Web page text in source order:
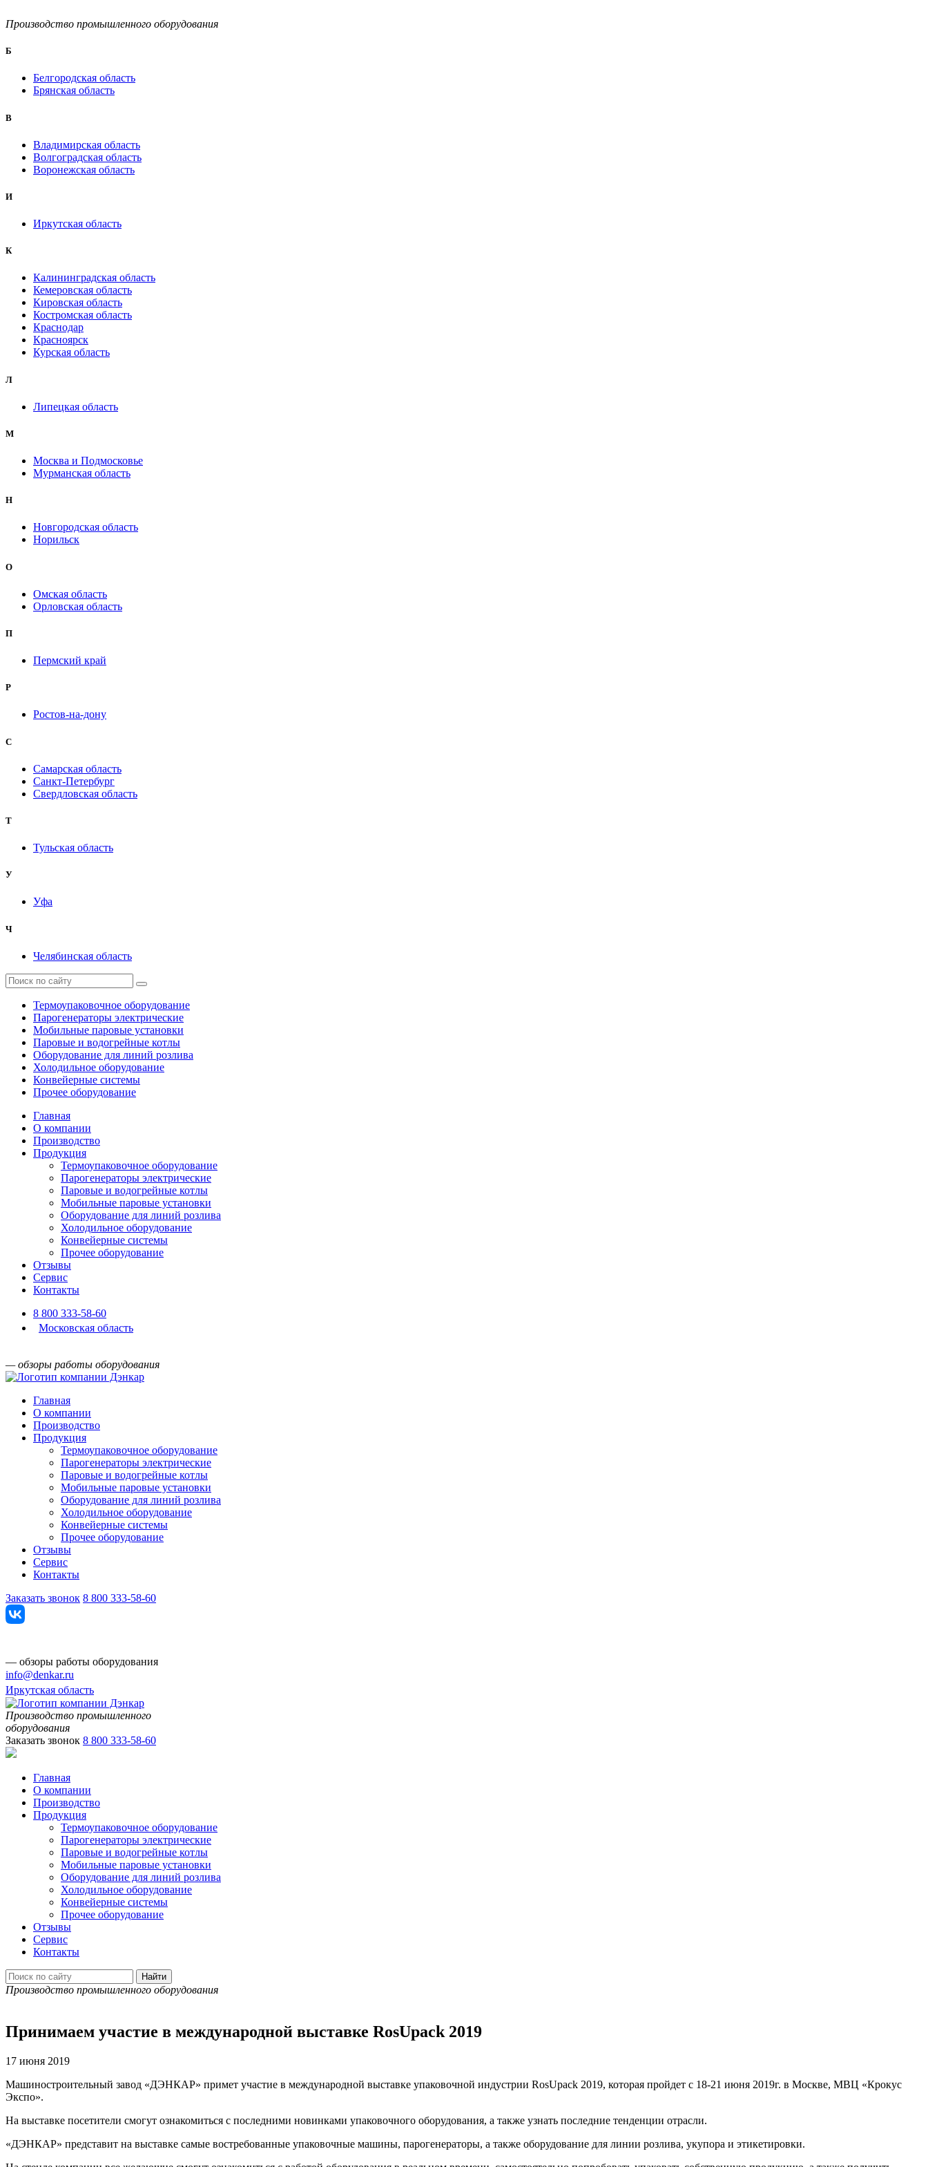
Производство промышленного оборудования
Б
Белгородская область
Брянская область
B
Владимирская область
Волгоградская область
Воронежская область
И
Иркутская область
К
Калининградская область
Кемеровская область
Кировская область
Костромская область
Краснодар
Красноярск
Курская область
Л
Липецкая область
М
Москва и Подмосковье
Мурманская область
Н
Новгородская область
Норильск
О
Омская область
Орловская область
П
Пермский край
Р
Ростов-на-дону
С
Самарская область
Санкт-Петербург
Свердловская область
Т
Тульская область
У
Уфа
Ч
Челябинская область
Термоупаковочное оборудование
Парогенераторы электрические
Мобильные паровые установки
Паровые и водогрейные котлы
Оборудование для линий розлива
Холодильное оборудование
Конвейерные системы
Прочее оборудование
Главная
О компании
Производство
Продукция
Термоупаковочное оборудование
Парогенераторы электрические
Паровые и водогрейные котлы
Мобильные паровые установки
Оборудование для линий розлива
Холодильное оборудование
Конвейерные системы
Прочее оборудование
Отзывы
Сервис
Контакты
8 800 333-58-60
Московская область
— обзоры работы оборудования
Главная
О компании
Производство
Продукция
Термоупаковочное оборудование
Парогенераторы электрические
Паровые и водогрейные котлы
Мобильные паровые установки
Оборудование для линий розлива
Холодильное оборудование
Конвейерные системы
Прочее оборудование
Отзывы
Сервис
Контакты
Заказать звонок 8 800 333-58-60
— обзоры работы оборудования
info@denkar.ru
Иркутская область
Производство промышленного
оборудования
Заказать звонок 8 800 333-58-60
Главная
О компании
Производство
Продукция
Термоупаковочное оборудование
Парогенераторы электрические
Паровые и водогрейные котлы
Мобильные паровые установки
Оборудование для линий розлива
Холодильное оборудование
Конвейерные системы
Прочее оборудование
Отзывы
Сервис
Контакты
Производство промышленного оборудования
Принимаем участие в международной выставке RosUpack 2019
17 июня 2019
Машиностроительный завод «ДЭНКАР» примет участие в международной выставке упаковочной индустрии RosUpack 2019, которая пройдет с 18-21 июня 2019г. в Москве, МВЦ «Крокус
Экспо».
На выставке посетители смогут ознакомиться с последними новинками упаковочного оборудования, а также узнать последние тенденции отрасли.
«ДЭНКАР» представит на выставке самые востребованные упаковочные машины, парогенераторы, а также оборудование для линии розлива, укупора и этикетировки.